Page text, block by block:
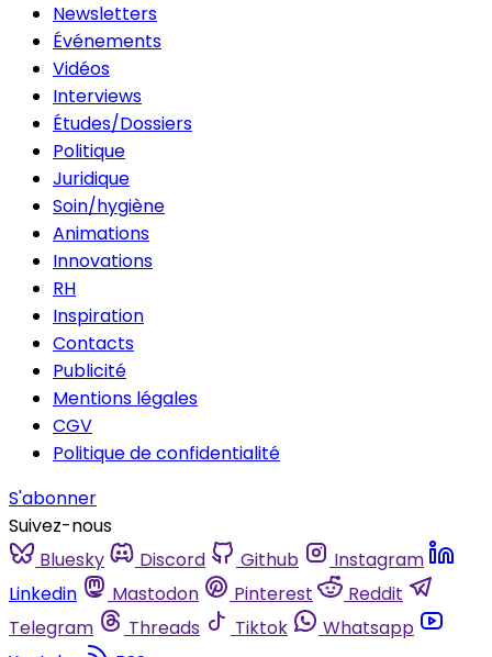
Newsletters
Événements
Vidéos
Interviews
Études/Dossiers
Politique
Juridique
Soin/hygiène
Animations
Innovations
RH
Inspiration
Contacts
Publicité
Mentions légales
CGV
Politique de confidentialité
S'abonner
Suivez-nous
Bluesky
Discord Github
Instagram
Linkedin
Mastodon Pinterest
Reddit
Telegram
Threads Tiktok
Whatsapp